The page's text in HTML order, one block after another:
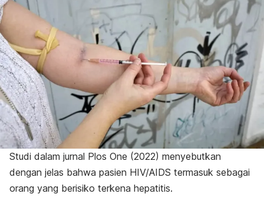
Studi dalam jurnal Plos One (2022) menyebutkan
dengan jelas bahwa pasien HIV/AIDS termasuk sebagai
orang yang berisiko terkena hepatitis.